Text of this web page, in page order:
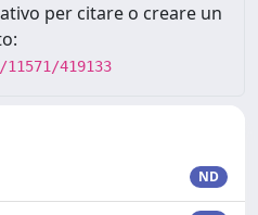
per citare o creare un
419133
ND